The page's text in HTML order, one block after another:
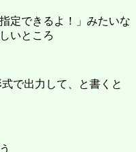
定できるよ！」みたいな
いところ
で出力して、と書くと